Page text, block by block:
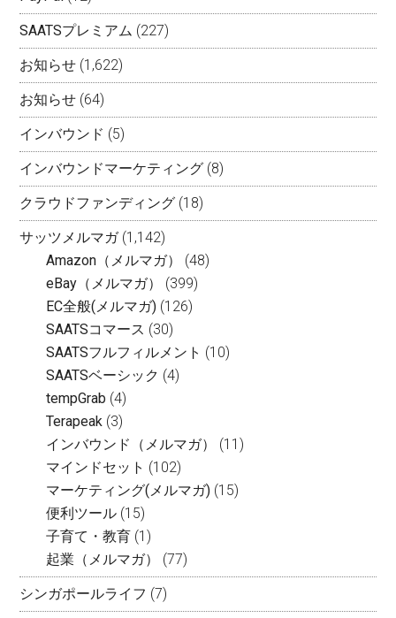
SAATSプレミアム (227)
お知らせ (1,622)
お知らせ (64)
インバウンド (5)
インバウンドマーケティング (8)
クラウドファンディング (18)
サッツメルマガ(1,142)
Amazon（メルマガ）
(48)
eBay（メルマガ）
(399)
EC全般(メルマガ) (126)
SAATSコマース (30)
SAATSフルフィルメント (10)
SAATSベーシック (4)
tempGrab (4)
Terapeak (3)
インバウンド（メルマガ）
(11)
マインドセット (102)
マーケティング(メルマガ) (15)
便利ツール (15)
子育て・教育 (1)
起業（メルマガ）
(77)
シンガポールライフ (7)